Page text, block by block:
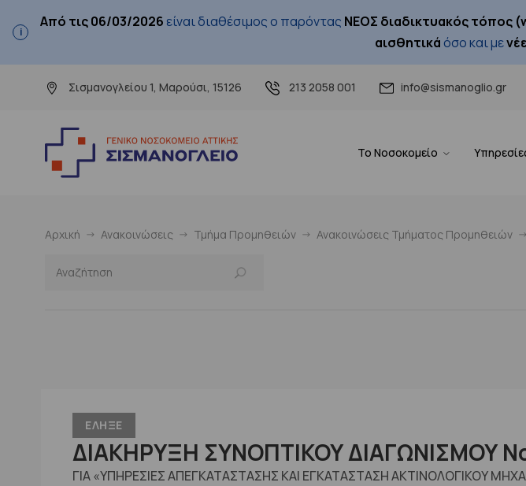
Από τις 06/03/2026 είναι διαθέσιμος ο παρόντας ΝΕΟΣ διαδικτυακός τόπος
αισθητικάόσο και με
Σισμανογλείου 1, Μαρούσι, 15126 213 2058 001 info@sismanoglio.gr
Το Νοσοκομείο
Αρχική Ανακοινώσεις Τμήμα Προμηθειών Ανακοινώσεις Τμήματος Προμηθειών
ΕΛΗΞΕ
ΔΙΑΚΗΡΥΞΗ ΣΥΝΟΠΤΙΚΟΥ ΔΙΑΓΩΝΙΣΜΟΥ
ΓΙΑ «ΥΠΗΡΕΣΙΕΣ ΑΠΕΓΚΑΤΑΣΤΑΣΗΣ ΚΑΙ ΕΓΚΑΤΑΣΤΑΣΗ ΑΚΤΙΝΟΛΟΓΙΚΟΥ